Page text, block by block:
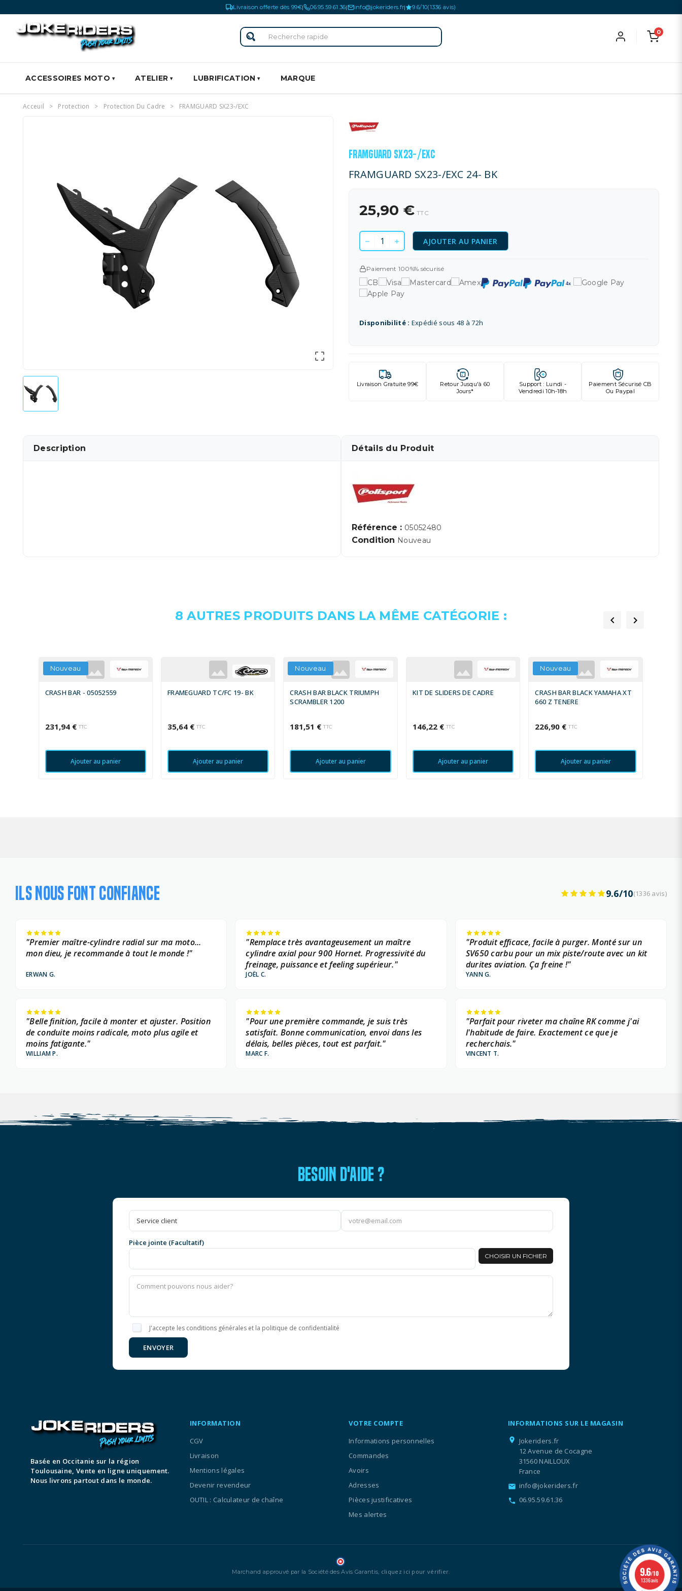
Livraison offerte dès 99€| 06.95.59.61.36| info@jokeriders.fr| 9.6/10(1336 avis)
0
ACCESSOIRES MOTO ATELIER LUBRIFICATION MARQUE
Acceuil Protection Protection Du Cadre FRAMGUARD SX23-/EXC

FRAMGUARD SX23-/EXC
FRAMGUARD SX23-/EXC 24- BK
25,90 € TTC
AJOUTER AU PANIER
Paiement 100%% sécurisé
Disponibilité : Expédié sous 48 à 72h
Livraison Gratuite 99€
Retour Jusqu'à 60
Jours*
Support : Lundi -
Vendredi 10h-18h
Paiement Sécurisé CB
Ou Paypal
Description Détails du Produit
Référence : 05052480
Condition Nouveau
8 AUTRES PRODUITS DANS LA MÊME CATÉGORIE :  
Nouveau
CRASH BAR - 05052559
231,94 € TTC
Ajouter au panier
FRAMEGUARD TC/FC 19- BK
35,64 € TTC
Ajouter au panier
Nouveau
CRASH BAR BLACK TRIUMPH
SCRAMBLER 1200
181,51 € TTC
Ajouter au panier
KIT DE SLIDERS DE CADRE
146,22 € TTC
Ajouter au panier
Nouveau
CRASH BAR BLACK YAMAHA XT
660 Z TENERE
226,90 € TTC
Ajouter au panier
ILS NOUS FONT CONFIANCE 9.6/10(1336 avis)
"Premier maître-cylindre radial sur ma moto...
mon dieu, je recommande à tout le monde !"
ERWAN G.
"Remplace très avantageusement un maître
cylindre axial pour 900 Hornet. Progressivité du
freinage, puissance et feeling supérieur."
JOËL C.
"Produit efficace, facile à purger. Monté sur un
SV650 carbu pour un mix piste/route avec un kit
durites aviation. Ça freine !"
YANN G.
"Belle finition, facile à monter et ajuster. Position
de conduite moins radicale, moto plus agile et
moins fatigante."
WILLIAM P.
"Pour une première commande, je suis très
satisfait. Bonne communication, envoi dans les
délais, belles pièces, tout est parfait."
MARC F.
"Parfait pour riveter ma chaîne RK comme j'ai
l'habitude de faire. Exactement ce que je
recherchais."
VINCENT T.
BESOIN D'AIDE ?
Pièce jointe (Facultatif)
CHOISIR UN FICHIER
J'accepte les conditions générales et la politique de confidentialité
ENVOYER
Basée en Occitanie sur la région
Toulousaine, Vente en ligne uniquement.
Nous livrons partout dans le monde.
INFORMATION
CGV
Livraison
Mentions légales
Devenir revendeur
OUTIL : Calculateur de chaîne
VOTRE COMPTE
Informations personnelles
Commandes
Avoirs
Adresses
Pièces justificatives
Mes alertes
INFORMATIONS SUR LE MAGASIN
location_on
Jokeriders.fr
12 Avenue de Cocagne
31560 NAILLOUX
France
email info@jokeriders.fr
call 06.95.59.61.36
Marchand approuvé par la Société des Avis Garantis, cliquez ici pour vérifier 9.6/10
1336 avis